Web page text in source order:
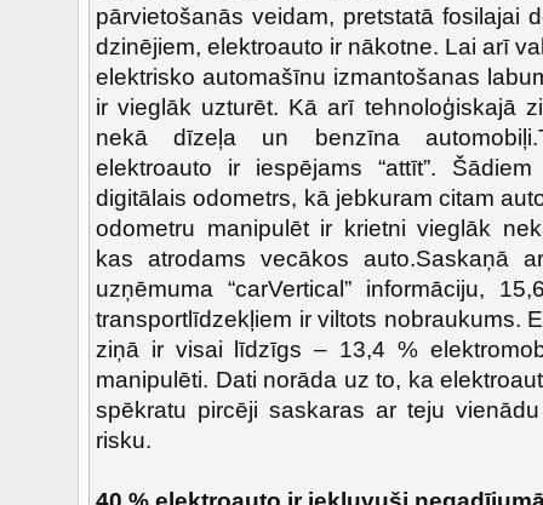
pārvietošanās veidam, pretstatā fosilajai
dzinējiem, elektroauto ir nākotne. Lai arī
elektrisko automašīnu izmantošanas
ir vieglāk uzturēt. Kā arī tehnoloģiskajā
nekā dīzeļa un benzīna
elektroauto ir iespējams “attīt”.
digitālais odometrs, kā jebkuram citam
odometru manipulēt ir krietni vieglāk
kas atrodams vecākos auto.Saskaņā
uzņēmuma “carVertical” informāciju,
transportlīdzekļiem ir viltots nobraukums.
ziņā ir visai līdzīgs – 13,4 %
manipulēti. Dati norāda uz to, ka
spēkratu pircēji saskaras ar teju
risku.